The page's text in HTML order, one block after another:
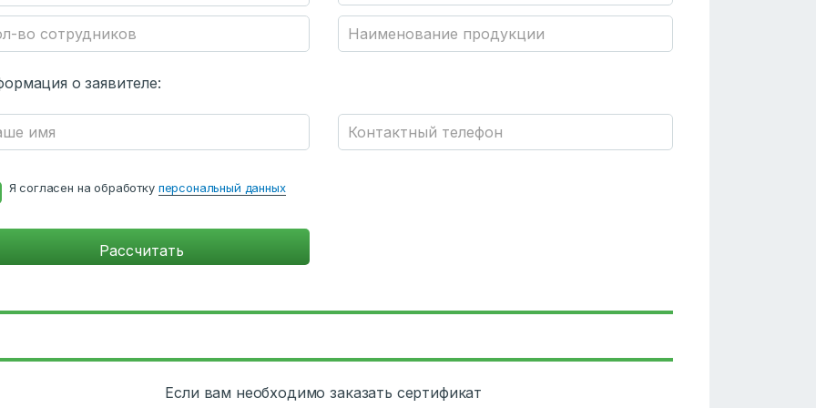
о заявителе:
Я согласен на обработку персональный данных
Если вам необходимо заказать сертификат